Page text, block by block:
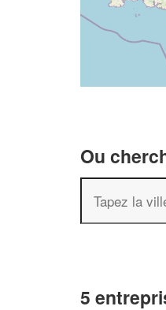
Ou
5